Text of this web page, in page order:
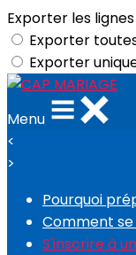
Exporter les
Exporter
Exporter
Menu
<
>
Pourquoi
Comment
S'inscrire à